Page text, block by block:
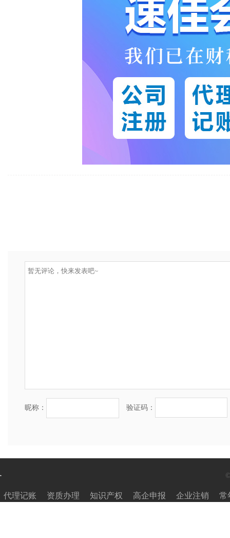
昵称： 验证码：
代理记账 资质办理 高企申报 企业注销
知识产权 常